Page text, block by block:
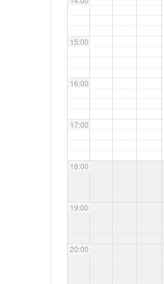
15:00
16:00
17:00
18:00
19:00
20:00